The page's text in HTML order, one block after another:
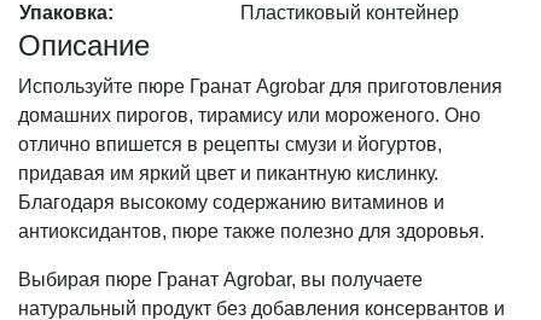
Упаковка:
Пластиковый контейнер
Описание
Используйте пюре Гранат Agrobar для приготовления
домашних пирогов, тирамису или мороженого. Оно
отлично впишется в рецепты смузи и йогуртов,
придавая им яркий цвет и пикантную кислинку.
Благодаря высокому содержанию витаминов и
антиоксидантов, пюре также полезно для здоровья.
Выбирая пюре Гранат Agrobar, вы получаете
натуральный продукт без добавления консервантов и